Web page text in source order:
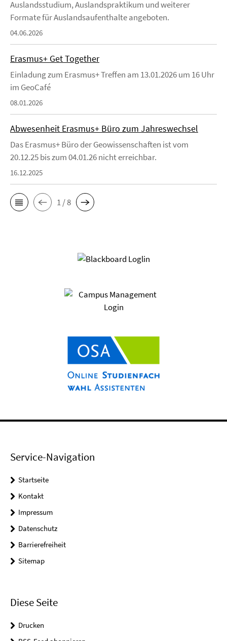
Auslandsstudium, Auslandspraktikum und weiterer
Formate für Auslandsaufenthalte angeboten.
04.06.2026
Erasmus+ Get Together
Einladung zum Erasmus+ Treffen am 13.01.2026 um 16 Uhr
im GeoCafé
08.01.2026
Abwesenheit Erasmus+ Büro zum Jahreswechsel
Das Erasmus+ Büro der Geowissenschaften ist vom
20.12.25 bis zum 04.01.26 nicht erreichbar.
16.12.2025
1 / 8
Service-Navigation
Startseite
Kontakt
Impressum
Datenschutz
Barrierefreiheit
Sitemap
Diese Seite
Drucken